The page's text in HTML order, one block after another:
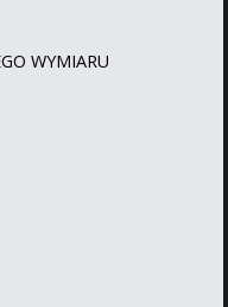
WYMIARU